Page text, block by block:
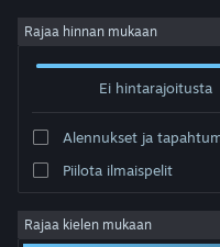
Kirjaudu sisään
Tietoa
Rajaa hinnan mukaan
Ei hintarajoitusta
Alennukset ja
Piilota ilmaispelit
Rajaa kielen mukaan
Kehittäjä: Nussygame